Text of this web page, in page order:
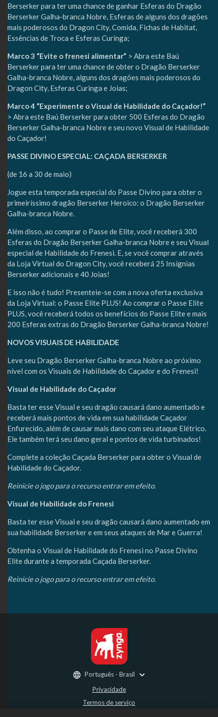
Berserker para ter uma chance de ganhar Esferas do Dragão
Berserker Galha-branca Nobre, Esferas de alguns dos dragões
mais poderosos do Dragon City, Comida, Fichas de Habitat,
Essências de Troca e Esferas Curinga;
Marco 3 “Evite o frenesi alimentar” > Abra este Baú
Berserker para ter uma chance de obter o Dragão Berserker
Galha-branca Nobre, alguns dos dragões mais poderosos do
Dragon City, Esferas Curinga e Joias;
Marco 4 “Experimente o Visual de Habilidade do Caçador!”
> Abra este Baú Berserker para obter 500 Esferas do Dragão
Berserker Galha-branca Nobre e seu novo Visual de Habilidade
do Caçador!
PASSE DIVINO ESPECIAL: CAÇADA BERSERKER
(de 16 a 30 de maio)
Jogue esta temporada especial do Passe Divino para obter o
primeiríssimo dragão Berserker Heroico: o Dragão Berserker
Galha-branca Nobre.
Além disso, ao comprar o Passe de Elite, você receberá 300
Esferas do Dragão Berserker Galha-branca Nobre e seu Visual
especial de Habilidade do Frenesi. E, se você comprar através
da Loja Virtual do Dragon City, você receberá 25 Insígnias
Berserker adicionais e 40 Joias!
E isso não é tudo! Presenteie-se com a nova oferta exclusiva
da Loja Virtual: o Passe Elite PLUS! Ao comprar o Passe Elite
PLUS, você receberá todos os benefícios do Passe Elite e mais
200 Esferas extras do Dragão Berserker Galha-branca Nobre!
NOVOS VISUAIS DE HABILIDADE
Leve seu Dragão Berserker Galha-branca Nobre ao próximo
nível com os Visuais de Habilidade do Caçador e do Frenesi!
Visual de Habilidade do Caçador
Basta ter esse Visual e seu dragão causará dano aumentado e
receberá mais pontos de vida em sua habilidade Caçador
Enfurecido, além de causar mais dano com seu ataque Elétrico.
Ele também terá seu dano geral e pontos de vida turbinados!
Complete a coleção Caçada Berserker para obter o Visual de
Habilidade do Caçador.
Reinicie o jogo para o recurso entrar em efeito.
Visual de Habilidade do Frenesi
Basta ter esse Visual e seu dragão causará dano aumentado em
sua habilidade Berserker e em seus ataques de Mar e Guerra!
Obtenha o Visual de Habilidade do Frenesi no Passe Divino
Elite durante a temporada Caçada Berserker.
Reinicie o jogo para o recurso entrar em efeito.
Privacidade
Termos de serviço
Português - Brasil